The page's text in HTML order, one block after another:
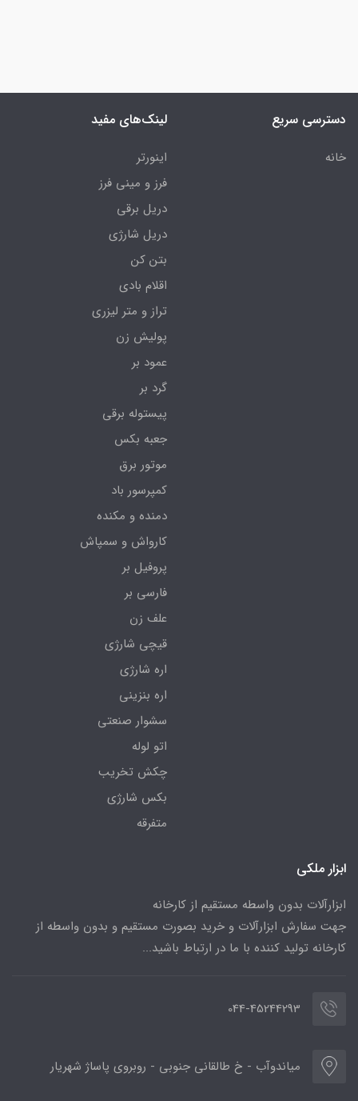
دسترسی سریع
خانه
لینک‌های مفید
اینورتر
فرز و مینی فرز
دریل برقی
دریل شارژی
بتن کن
اقلام بادی
تراز و متر لیزری
پولیش زن
عمود بر
گرد بر
پیستوله برقی
جعبه بکس
موتور برق
کمپرسور باد
دمنده و مکنده
کارواش و سمپاش
پروفیل بر
فارسی بر
علف زن
قیچی شارژی
اره شارژی
اره بنزینی
سشوار صنعتی
اتو لوله
چکش تخریب
بکس شارژی
متفرقه
ابزار ملکی
ابزارآلات بدون واسطه مستقیم از کارخانه
جهت سفارش ابزارآلات و خرید بصورت مستقیم و بدون واسطه از
کارخانه تولید کننده با ما در ارتباط باشید...
044-45244293
میاندوآب - خ طالقانی جنوبی - روبروی پاساژ شهریار